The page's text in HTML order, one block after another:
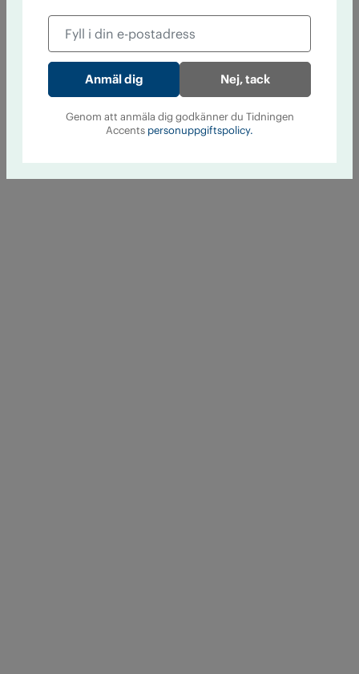
Nej, tack
Genom att anmäla dig godkänner du Tidningen
Accents personuppgiftspolicy.